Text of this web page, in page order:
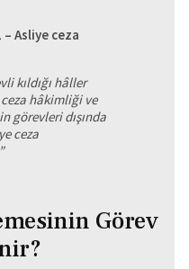
– Asliye ceza
kıldığı hâller
hâkimliği ve
görevleri dışında
ceza
Görev